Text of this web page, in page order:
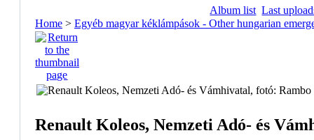
Album list Last
Home > Egyéb magyar kéklámpások - Other hungarian
Renault Koleos, Nemzeti Adó- és